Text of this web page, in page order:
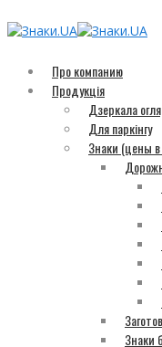
Про компанию
Продукція
Дзеркала
Для паркінгу
Знаки (цены
Знаки